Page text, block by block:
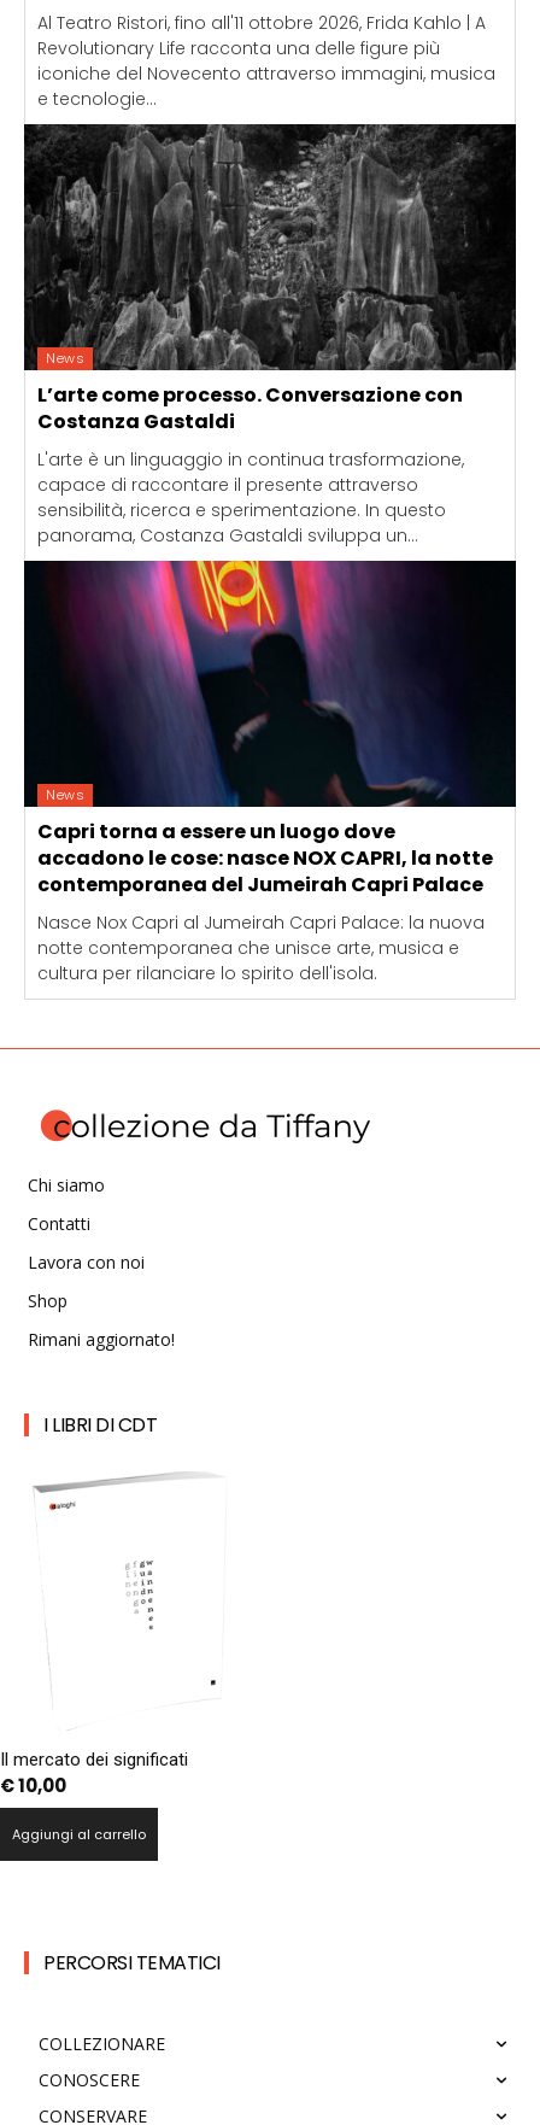
Al Teatro Ristori, fino all'11 ottobre 2026, Frida Kahlo | A
Revolutionary Life racconta una delle figure più
iconiche del Novecento attraverso immagini, musica
e tecnologie...
News
L’arte come processo. Conversazione con
Costanza Gastaldi
L'arte è un linguaggio in continua trasformazione,
capace di raccontare il presente attraverso
sensibilità, ricerca e sperimentazione. In questo
panorama, Costanza Gastaldi sviluppa un...
News
Capri torna a essere un luogo dove
accadono le cose: nasce NOX CAPRI, la notte
contemporanea del Jumeirah Capri Palace
Nasce Nox Capri al Jumeirah Capri Palace: la nuova
notte contemporanea che unisce arte, musica e
cultura per rilanciare lo spirito dell'isola.
Chi siamo
Contatti
Lavora con noi
Shop
Rimani aggiornato!
I LIBRI DI CDT
Il mercato dei significati
€10,00
Aggiungi al carrello
PERCORSI TEMATICI
COLLEZIONARE
CONOSCERE
CONSERVARE